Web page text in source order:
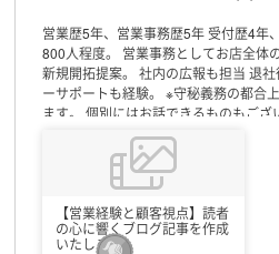
営業歴5年、営業事務歴5年 受付歴4年、
800人程度。
営業事務としてお店全体
新規開拓提案。
社内の広報も担当 退
ーサポートも経験。
※守秘義務の都合
ます。
個別にはお話できるものもござ
いただけましたらお気軽にご連絡くださ
できる限り柔軟にご対応させてい
お気軽にご相談ください。
る限り素早い返信を心がけますが、急
お時間をいただくこともございます。
す。好きなことは、コツコツと作業す
【営業経験と顧客視点】読者
の心に響くブログ記事を作成
いたします